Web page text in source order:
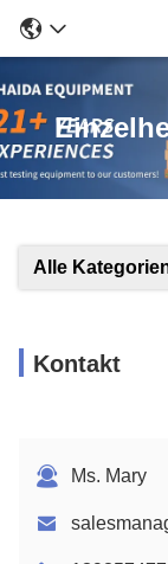
Alle
Kontakt
Ms. Mary